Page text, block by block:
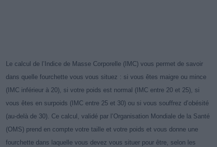
Le calcul de l’Indice de Masse Corporelle (IMC) vous permet de savoir
dans quelle fourchette vous vous situez : si vous êtes maigre ou mince
(IMC inférieur à 20), si votre poids est normal (IMC entre 20 et 25), si
vous êtes en surpoids (IMC entre 25 et 30) ou si vous souffrez d’obésité
(au-delà de 30). Ce calcul, validé par l’Organisation Mondiale de la Santé
(OMS) prend en compte votre taille et votre poids et vous donne une
fourchette dans laquelle vous devez vous situer pour être, selon les